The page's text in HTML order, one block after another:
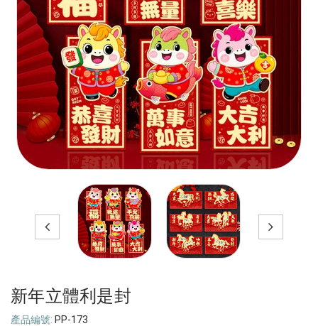
新年立體利是封
產品編號: PP-173